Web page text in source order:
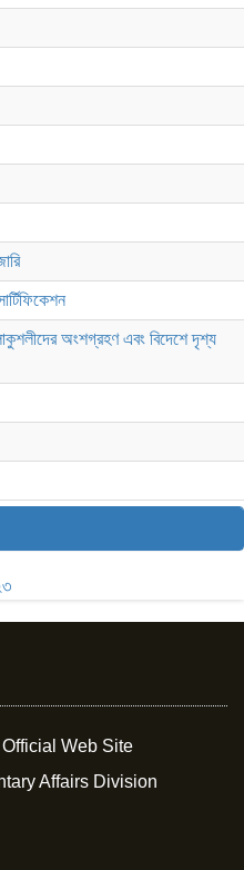
অংশগ্রহণ এবং বিদেশে দৃশ্য
Web Site
Affairs Division